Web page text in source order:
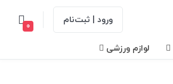
ورود | ثبت‌نام 0
لوازم ورزشی